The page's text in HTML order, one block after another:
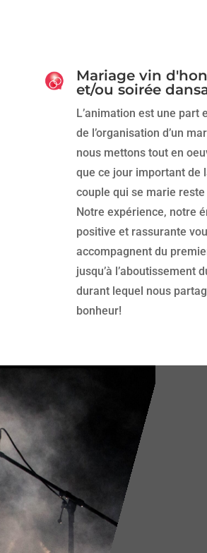
Mariage vin
et/ou soirée
L’animation est une part
de l’organisation d’un
nous mettons tout en
que ce jour important de
couple qui se marie
Notre expérience, notre
positive et rassurante
accompagnent du
jusqu’à l’aboutissement
durant lequel nous
bonheur!